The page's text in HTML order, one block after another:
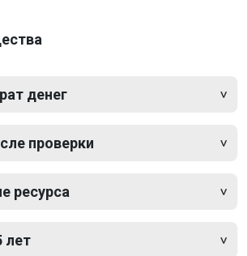
денег
проверки
ресурса
лет